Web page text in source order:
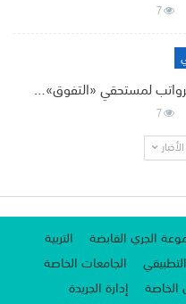
7
لمستحقي «التفوق»…
7
الجري القابضة
التربية
التطبيقي
الجامعات الخاصة
الخاصة إدارة الجريدة